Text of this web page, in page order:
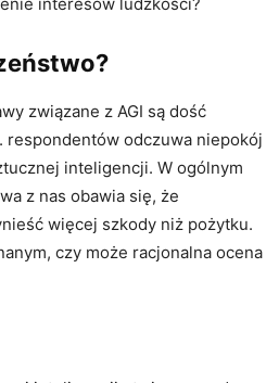
związane z AGI są dość
respondentów odczuwa niepokój
inteligencji. W ogólnym
z nas obawia się, że
więcej szkody niż pożytku.
czy może racjonalna ocena